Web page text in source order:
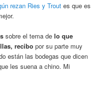
rezan Ries y Trout es que es
sobre el tema delo que
recibo por su parte muy
están las bodegas que dicen
les suena a chino. Mi